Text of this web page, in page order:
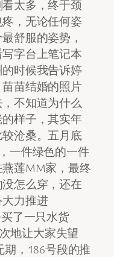
太多，终于颈
，无论任何姿
舒服的姿势，
字台上笔记本
时候我告诉婷
苗结婚的照片
不知道为什么
样子，其实年
沧桑。五月底
一件绿色的一件
莲MM家，最终
怎么穿，还在
力推进
了一只水货
地让大家失望
期，186号段的推